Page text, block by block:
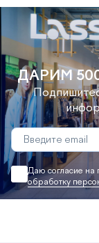
ДАРИМ
Даю согласие на
обработку